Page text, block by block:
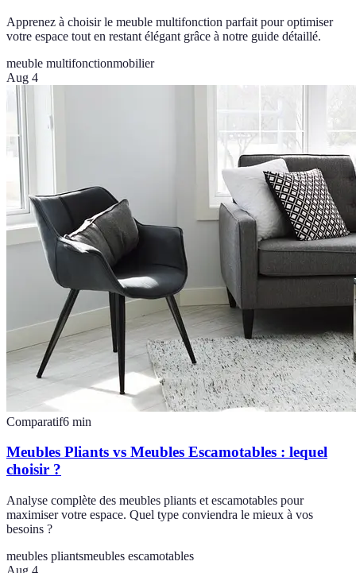
Apprenez à choisir le meuble multifonction parfait pour optimiser
votre espace tout en restant élégant grâce à notre guide détaillé.
meuble multifonctionmobilier
Aug 4
Comparatif6 min
Meubles Pliants vs Meubles Escamotables : lequel
choisir ?
Analyse complète des meubles pliants et escamotables pour
maximiser votre espace. Quel type conviendra le mieux à vos
besoins ?
meubles pliantsmeubles escamotables
Aug 4